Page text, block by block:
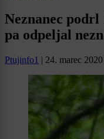
Neznanec podrl
pa odpeljal
Ptujinfo1 | 24. marec